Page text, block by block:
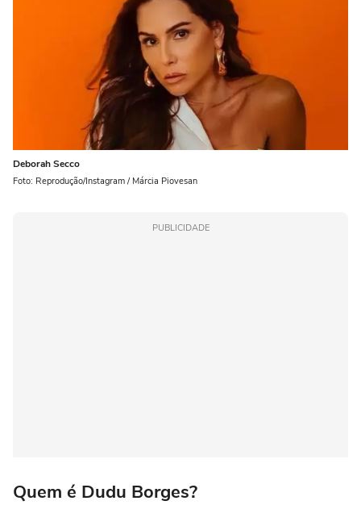
Deborah Secco
Foto: Reprodução/Instagram / Márcia Piovesan
PUBLICIDADE
Quem é Dudu Borges?